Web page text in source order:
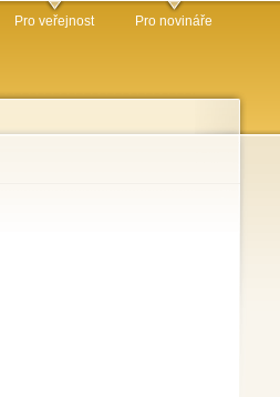
Pro veřejnost Pro novináře